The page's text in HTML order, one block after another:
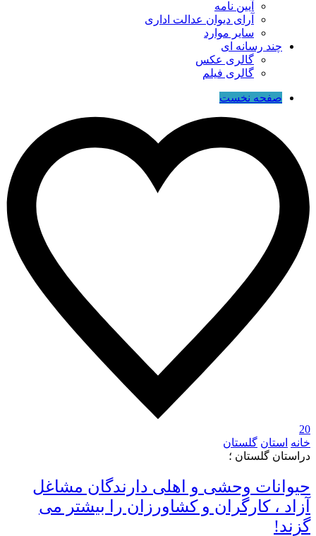
آیین نامه
آرای دیوان عدالت اداری
سایر موارد
چند رسانه ای
گالری عکس
گالری فیلم
صفحه نخست
20
خانه استان گلستان
دراستان گلستان ؛
حیوانات وحشی و اهلی دارندگان مشاغل
آزاد ، کارگران و کشاورزان را بیشتر می
گزند!